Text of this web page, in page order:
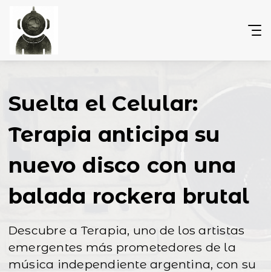
Suelta el Celular:
Terapia anticipa su
nuevo disco con una
balada rockera brutal
Descubre a Terapia, uno de los artistas
emergentes más prometedores de la
música independiente argentina, con su